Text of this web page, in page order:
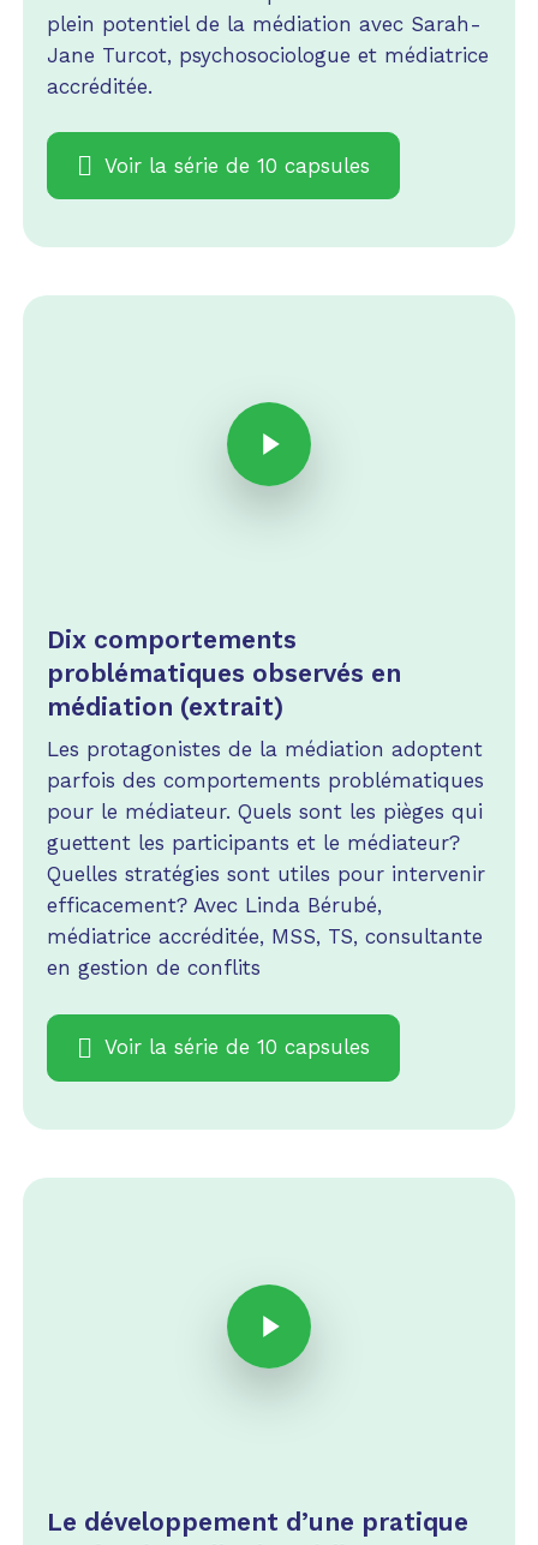
plein potentiel de la médiation avec Sarah-
Jane Turcot, psychosociologue et médiatrice
accréditée.
Voir la série de 10 capsules
Play Video
Dix comportements
problématiques observés en
médiation (extrait)
Les protagonistes de la médiation adoptent
parfois des comportements problématiques
pour le médiateur. Quels sont les pièges qui
guettent les participants et le médiateur?
Quelles stratégies sont utiles pour intervenir
efficacement? Avec Linda Bérubé,
médiatrice accréditée, MSS, TS, consultante
en gestion de conflits
Voir la série de 10 capsules
Play Video
Le développement d’une pratique